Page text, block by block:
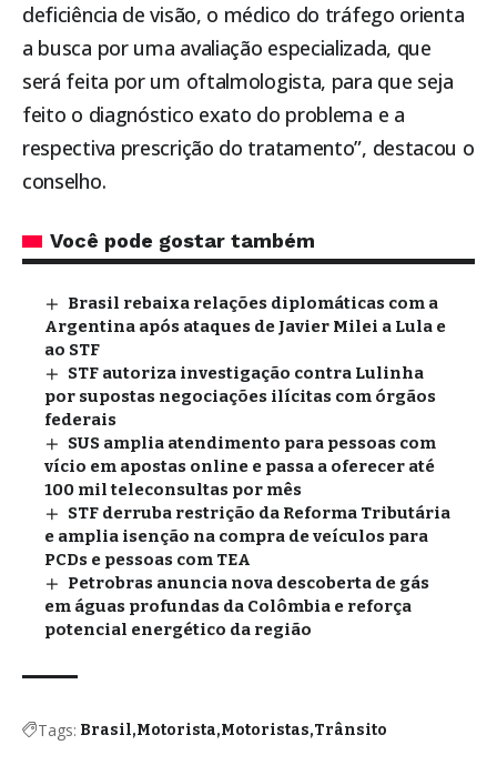
deficiência de visão, o médico do tráfego orienta
a busca por uma avaliação especializada, que
será feita por um oftalmologista, para que seja
feito o diagnóstico exato do problema e a
respectiva prescrição do tratamento”, destacou o
conselho.
Você pode gostar também
Brasil rebaixa relações diplomáticas com a
Argentina após ataques de Javier Milei a Lula e
ao STF
STF autoriza investigação contra Lulinha
por supostas negociações ilícitas com órgãos
federais
SUS amplia atendimento para pessoas com
vício em apostas online e passa a oferecer até
100 mil teleconsultas por mês
STF derruba restrição da Reforma Tributária
e amplia isenção na compra de veículos para
PCDs e pessoas com TEA
Petrobras anuncia nova descoberta de gás
em águas profundas da Colômbia e reforça
potencial energético da região
Tags: Brasil Motorista Motoristas Trânsito